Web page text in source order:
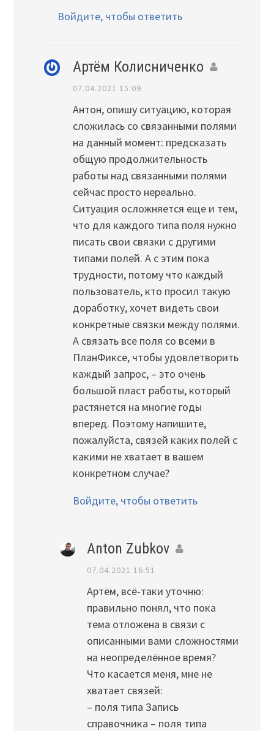
Войдите, чтобы ответить
Артём Колисниченко
07.04.2021 15:09
Антон, опишу ситуацию, которая
сложилась со связанными полями
на данный момент: предсказать
общую продолжительность
работы над связанными полями
сейчас просто нереально.
Ситуация осложняется еще и тем,
что для каждого типа поля нужно
писать свои связки с другими
типами полей. А с этим пока
трудности, потому что каждый
пользователь, кто просил такую
доработку, хочет видеть свои
конкретные связки между полями.
А связать все поля со всеми в
ПланФиксе, чтобы удовлетворить
каждый запрос, – это очень
большой пласт работы, который
растянется на многие годы
вперед. Поэтому напишите,
пожалуйста, связей каких полей с
какими не хватает в вашем
конкретном случае?
Войдите, чтобы ответить
Anton Zubkov
07.04.2021 16:51
Артём, всё-таки уточню:
правильно понял, что пока
тема отложена в связи с
описанными вами сложностями
на неопределённое время?
Что касается меня, мне не
хватает связей:
– поля типа Запись
справочника – поля типа